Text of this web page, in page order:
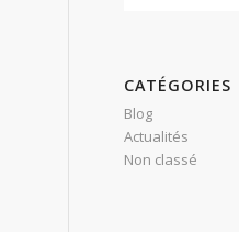
CATÉGORIES
Blog
Actualités
Non classé